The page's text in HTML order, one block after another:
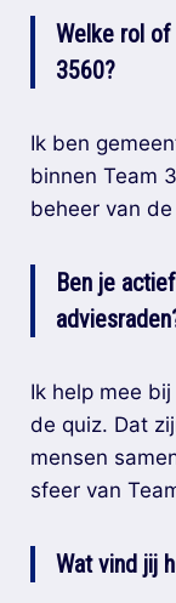
Welke rol of
3560?
Ik ben
binnen Team
beheer van
Ben je
Ik help mee
de quiz. Dat
mensen
sfeer van
Wat vind jij